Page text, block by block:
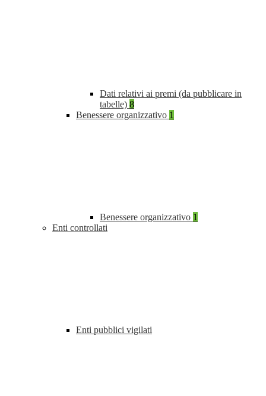
Dati relativi ai premi (da pubblicare in
tabelle) 8
Benessere organizzativo 1
Benessere organizzativo 1
Enti controllati
Enti pubblici vigilati